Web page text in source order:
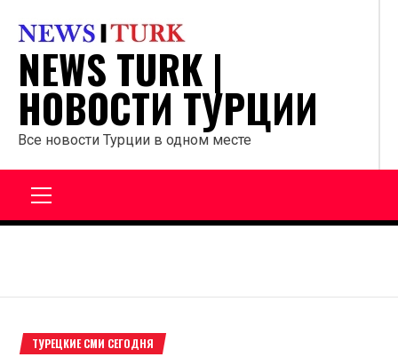
содержанию
NEWS TURK |
НОВОСТИ ТУРЦИИ
Все новости Турции в одном месте
ТУРЕЦКИЕ СМИ СЕГОДНЯ